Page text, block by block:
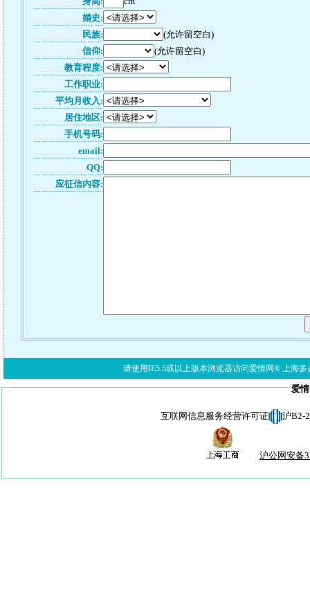
婚史:
民族:
(允许留空白)
信仰:
(允许留空白)
教育程度:
工作职业:
平均月收入:
居住地区:
手机号码:
email:
QQ:
应征信内容:
请使用IE5.5或以上版本浏览器访问爱情网® 上海多
爱
互联网信息服务经营许可证 沪B2-
沪公网安备